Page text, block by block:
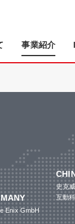
事業紹介
Enix GmbH
史克
互動